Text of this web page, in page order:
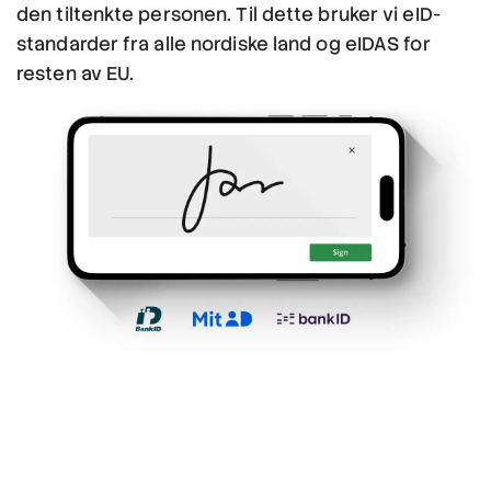
den tiltenkte personen. Til dette bruker vi eID-
standarder fra alle nordiske land og eIDAS for
resten av EU.